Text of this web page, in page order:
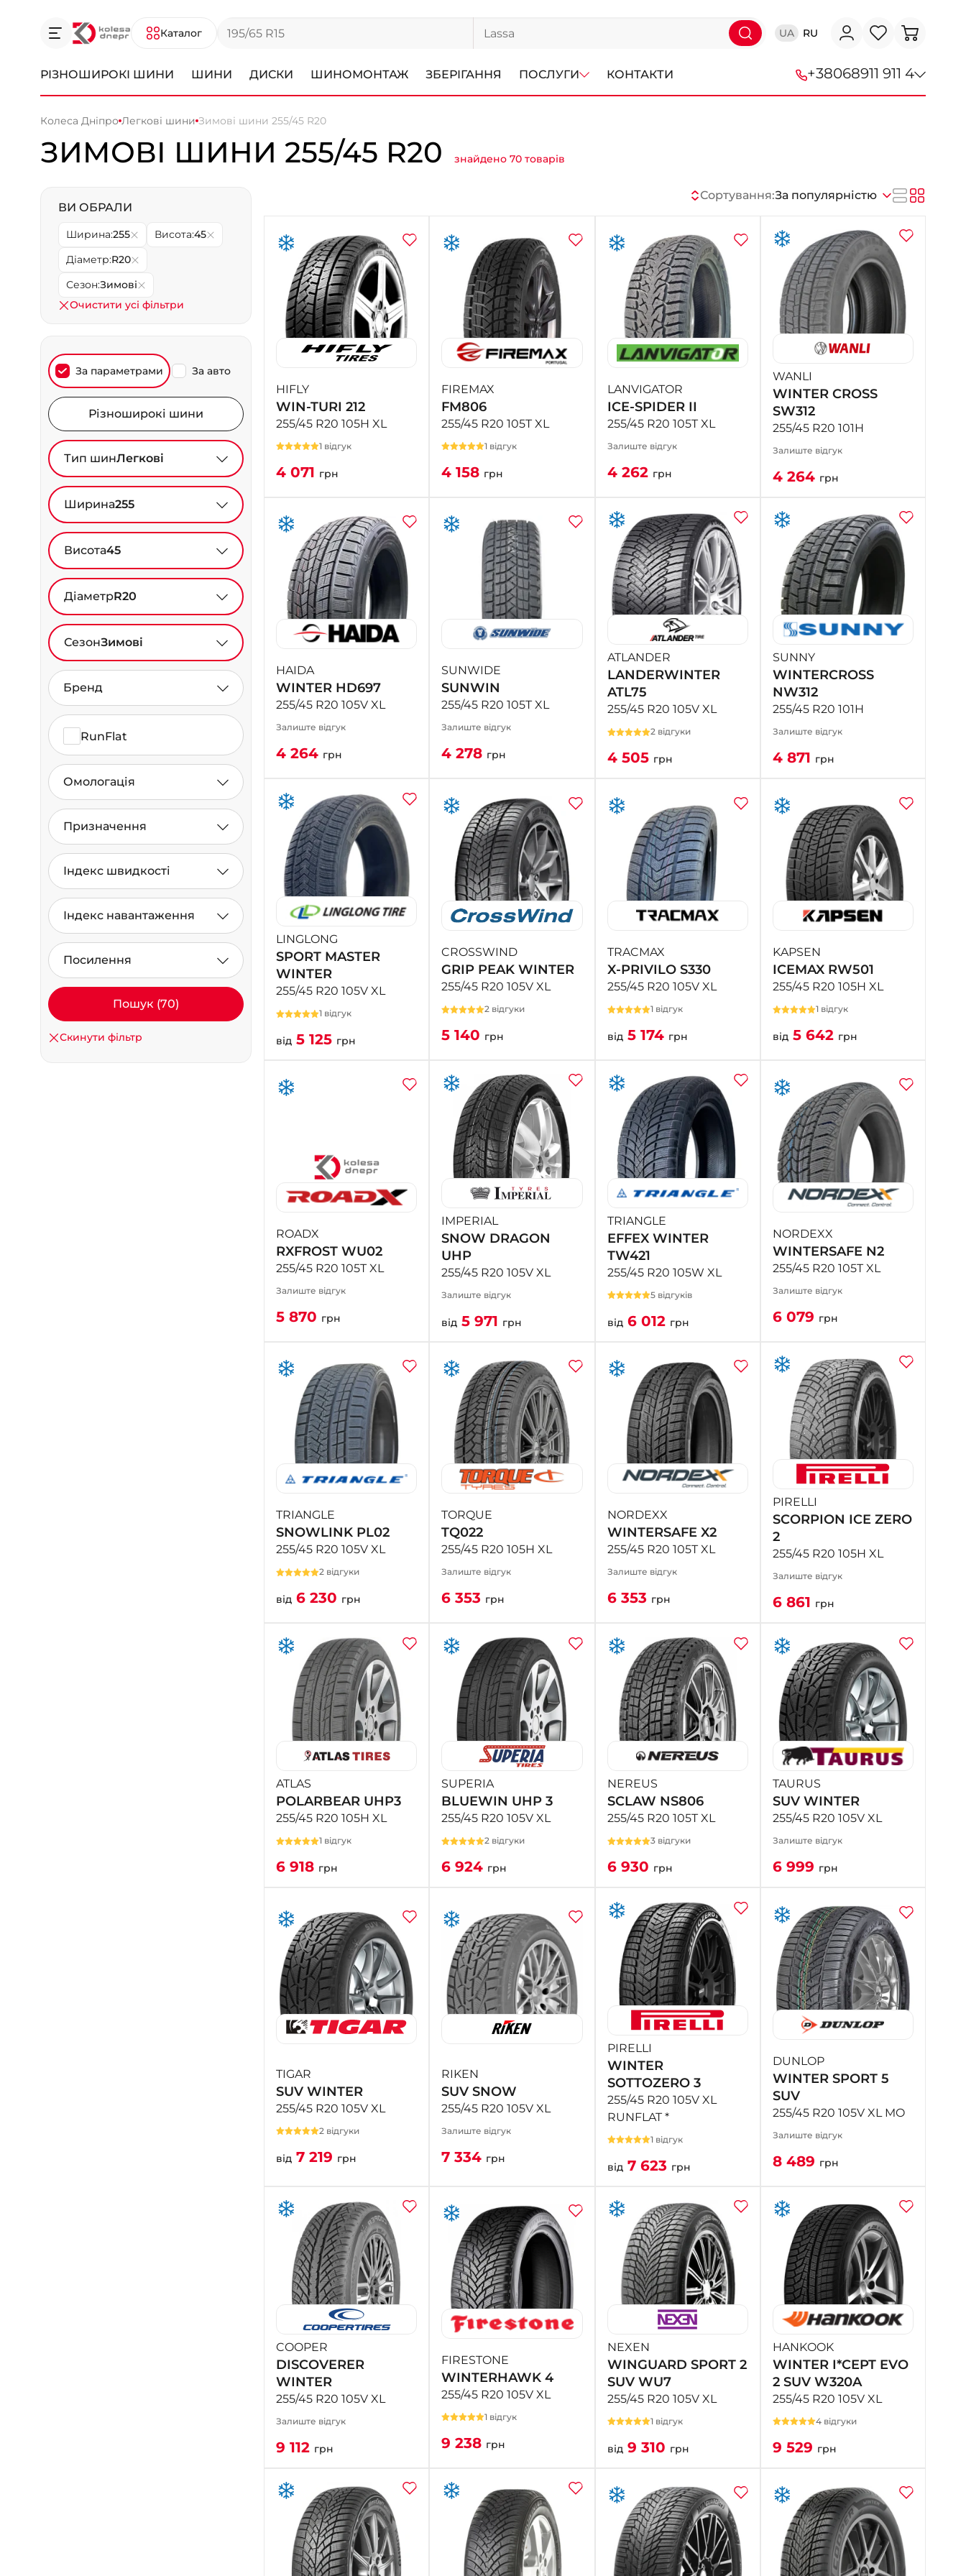
Каталог UA RU
РІЗНОШИРОКІ ШИНИ ШИНИ ДИСКИ ШИНОМОНТАЖ ЗБЕРІГАННЯ ПОСЛУГИ КОНТАКТИ +38068911 911 4
+38 (095) 276-44-44
+38 (067) 911-14-14
- на Щепкіна
+38 (098) 911-911-0
- на Тополі
+38 (098) 911-911-4
- на Калиновій
+38 (077) 7-184-184
+38 (050)-911-911-2
- Щепкіна
- Тополь
+38 (068)-923-74-19
Колеса Дніпро Легкові шини Зимові шини 255/45 R20
ЗИМОВІ ШИНИ 255/45 R20 знайдено 70 товарів
ВИ ОБРАЛИ
Ширина:255 Висота:45
Діаметр:R20
Сезон:Зимові
Очистити усі фільтри
За параметрами За авто
Різноширокі шини
Тип шинЛегкові
Ширина255
Висота45
ДіаметрR20
СезонЗимові
Бренд
RunFlat
Омологація
Призначення
Індекс швидкості
Індекс навантаження
Посилення
Пошук (70)
Скинути фільтр
Сортування:За популярністю
HIFLY
WIN-TURI 212
255/45 R20 105H XL
1 відгук
4 071 грн
FIREMAX
FM806
255/45 R20 105T XL
1 відгук
4 158 грн
LANVIGATOR
ICE-SPIDER II
255/45 R20 105T XL
Залиште відгук
4 262 грн
WANLI
WINTER CROSS
SW312
255/45 R20 101H
Залиште відгук
4 264 грн
HAIDA
WINTER HD697
255/45 R20 105V XL
Залиште відгук
4 264 грн
SUNWIDE
SUNWIN
255/45 R20 105T XL
Залиште відгук
4 278 грн
ATLANDER
LANDERWINTER
ATL75
255/45 R20 105V XL
2 відгуки
4 505 грн
SUNNY
WINTERCROSS
NW312
255/45 R20 101H
Залиште відгук
4 871 грн
LINGLONG
SPORT MASTER
WINTER
255/45 R20 105V XL
1 відгук
від 5 125 грн
CROSSWIND
GRIP PEAK WINTER
255/45 R20 105V XL
2 відгуки
5 140 грн
TRACMAX
X-PRIVILO S330
255/45 R20 105V XL
1 відгук
від5 174 грн
KAPSEN
ICEMAX RW501
255/45 R20 105H XL
1 відгук
від5 642 грн
ROADX
RXFROST WU02
255/45 R20 105T XL
Залиште відгук
5 870 грн
IMPERIAL
SNOW DRAGON
UHP
255/45 R20 105V XL
Залиште відгук
від 5 971 грн
TRIANGLE
EFFEX WINTER
TW421
255/45 R20 105W XL
5 відгуків
від6 012 грн
NORDEXX
WINTERSAFE N2
255/45 R20 105T XL
Залиште відгук
6 079 грн
TRIANGLE
SNOWLINK PL02
255/45 R20 105V XL
2 відгуки
від 6 230 грн
TORQUE
TQ022
255/45 R20 105H XL
Залиште відгук
6 353 грн
NORDEXX
WINTERSAFE X2
255/45 R20 105T XL
Залиште відгук
6 353 грн
PIRELLI
SCORPION ICE ZERO
2
255/45 R20 105H XL
Залиште відгук
6 861 грн
ATLAS
POLARBEAR UHP3
255/45 R20 105H XL
1 відгук
6 918 грн
SUPERIA
BLUEWIN UHP 3
255/45 R20 105V XL
2 відгуки
6 924 грн
NEREUS
SCLAW NS806
255/45 R20 105T XL
3 відгуки
6 930 грн
TAURUS
SUV WINTER
255/45 R20 105V XL
Залиште відгук
6 999 грн
TIGAR
SUV WINTER
255/45 R20 105V XL
2 відгуки
від 7 219 грн
RIKEN
SUV SNOW
255/45 R20 105V XL
Залиште відгук
7 334 грн
PIRELLI
WINTER
SOTTOZERO 3
255/45 R20 105V XL
RUNFLAT *
1 відгук
від7 623 грн
DUNLOP
WINTER SPORT 5
SUV
255/45 R20 105V XL MO
Залиште відгук
8 489 грн
COOPER
DISCOVERER
WINTER
255/45 R20 105V XL
Залиште відгук
9 112 грн
FIRESTONE
WINTERHAWK 4
255/45 R20 105V XL
1 відгук
9 238 грн
NEXEN
WINGUARD SPORT 2
SUV WU7
255/45 R20 105V XL
1 відгук
від9 310 грн
HANKOOK
WINTER I*CEPT EVO
2 SUV W320A
255/45 R20 105V XL
4 відгуки
9 529 грн